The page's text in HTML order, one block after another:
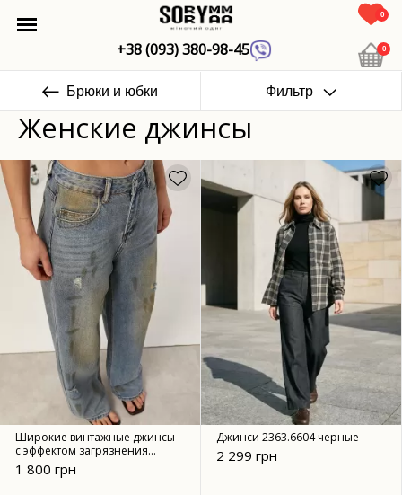
+38 (093) 380-98-45
0
0
Брюки и юбки Фильтр
Женские джинсы
Широкие винтажные джинсы
с эффектом загрязнения
80320
1 800 грн
Джинси 2363.6604 черные
2 299 грн